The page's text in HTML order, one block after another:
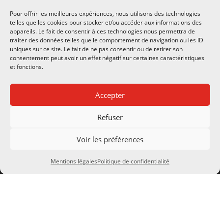
Pour offrir les meilleures expériences, nous utilisons des technologies
telles que les cookies pour stocker et/ou accéder aux informations des
appareils. Le fait de consentir à ces technologies nous permettra de
traiter des données telles que le comportement de navigation ou les ID
uniques sur ce site. Le fait de ne pas consentir ou de retirer son
consentement peut avoir un effet négatif sur certaines caractéristiques
et fonctions.
Accepter
Refuser
Voir les préférences
Mentions légalesPolitique de confidentialité
24290 Montignac Lascaux
SIRET 483 065 892 00026